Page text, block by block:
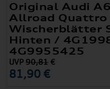
Original Audi
Allroad Quattro
Wischerblätter
Hinten /
4G9955425
UVP90,81 €
81,90 €